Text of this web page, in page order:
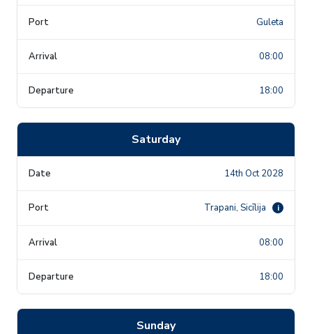
Guleta
08:00
18:00
Saturday
14th Oct 2028
Trapani, Sicīlija i
08:00
18:00
Sunday